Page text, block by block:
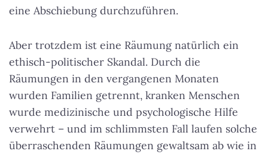
eine Abschiebung durchzuführen.
Aber trotzdem ist eine Räumung natürlich ein
ethisch-politischer Skandal. Durch die
Räumungen in den vergangenen Monaten
wurden Familien getrennt, kranken Menschen
wurde medizinische und psychologische Hilfe
verwehrt – und im schlimmsten Fall laufen solche
überraschenden Räumungen gewaltsam ab wie in